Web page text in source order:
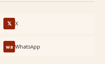
𝕏 X
wa WhatsApp